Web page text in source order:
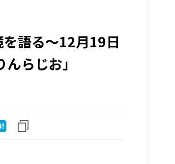
語る〜12月19日
らじお」